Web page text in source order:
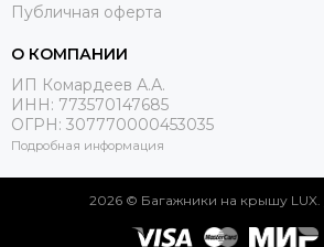
Публичная оферта
О КОМПАНИИ
ИП Комардеев А.А.
ИНН: 773570147685
ОГРН: 307770000453035
Подробная информация
2026 © Багажники на крышу LUX.